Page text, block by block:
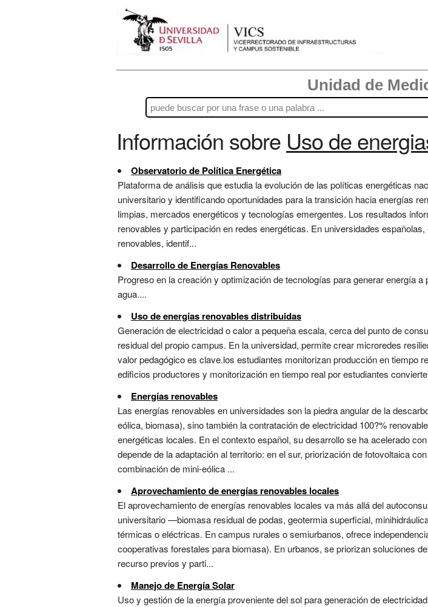
Unidad de
Información sobre Uso de
Observatorio de Política Energética
Plataforma de análisis que estudia la evolución de las políticas energéticas
universitario y identificando oportunidades para la transición hacia energías
limpias, mercados energéticos y tecnologías emergentes. Los resultados
renovables y participación en redes energéticas. En universidades
renovables, identif...
Desarrollo de Energías Renovables
Progreso en la creación y optimización de tecnologías para generar energía
agua....
Uso de energías renovables distribuidas
Generación de electricidad o calor a pequeña escala, cerca del punto de
residual del propio campus. En la universidad, permite crear microredes
valor pedagógico es clave.los estudiantes monitorizan producción en tiempo
edificios productores y monitorización en tiempo real por estudiantes
Energías renovables
Las energías renovables en universidades son la piedra angular de la
eólica, biomasa), sino también la contratación de electricidad 100?%
energéticas locales. En el contexto español, su desarrollo se ha acelerado
depende de la adaptación al territorio: en el sur, priorización de fotovoltaica
combinación de mini-eólica ...
Aprovechamiento de energías renovables locales
El aprovechamiento de energías renovables locales va más allá del
universitario —biomasa residual de podas, geotermia superficial,
térmicas o eléctricas. En campus rurales o semiurbanos, ofrece
cooperativas forestales para biomasa). En urbanos, se priorizan soluciones
recurso previos y parti...
Manejo de Energía Solar
Uso y gestión de la energía proveniente del sol para generación de